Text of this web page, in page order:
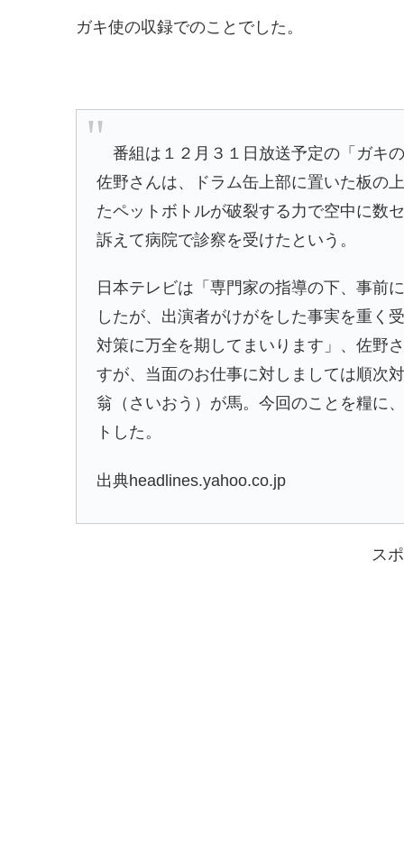
ガキ使の収録でのことでした。
番組は１２月３１日放送予定の「ガキ
佐野さんは、ドラム缶上部に置いた板の
たペットボトルが破裂する力で空中に数
訴えて病院で診察を受けたという。
日本テレビは「専門家の指導の下、事前
したが、出演者がけがをした事実を重く
対策に万全を期してまいります」、佐野
すが、当面のお仕事に対しましては順次
翁（さいおう）が馬。今回のことを糧に
トした。
出典headlines.yahoo.co.jp
ス